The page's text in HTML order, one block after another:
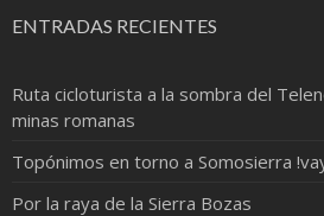
ENTRADAS RECIENTES
Ruta cicloturista a la sombra del
minas romanas
Topónimos en torno a Somosierra
Por la raya de la Sierra Bozas